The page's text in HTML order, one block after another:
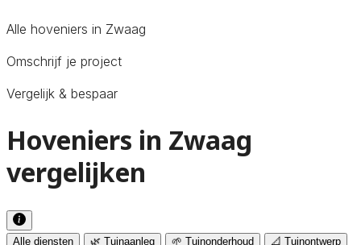
Alle hoveniers in Zwaag
Omschrijf je project
Vergelijk & bespaar
Hoveniers in Zwaag
vergelijken
Alle diensten 🌿 Tuinaanleg 🌱 Tuinonderhoud 📐 Tuinontwerp